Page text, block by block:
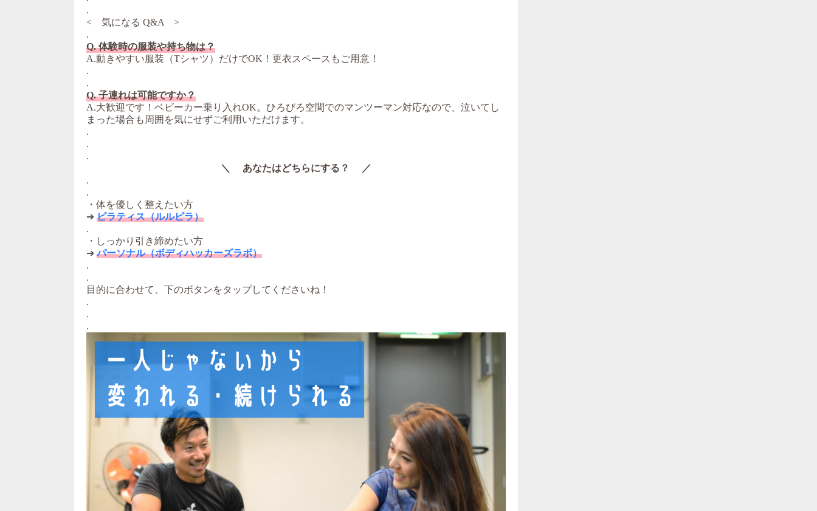
.
< 気になる Q&A >
.
Q. 体験時の服装や持ち物は？
A.動きやすい服装（Tシャツ）だけでOK！更衣スペースもご用意！
.
.
Q. 子連れは可能ですか？
A.大歓迎です！ベビーカー乗り入れOK。ひろびろ空間でのマンツーマン対応なので、泣いてし
まった場合も周囲を気にせずご利用いただけます。
.
.
.
＼ あなたはどちらにする？ ／
.
.
・体を優しく整えたい方
➔ ピラティス（ルルピラ）
.
・しっかり引き締めたい方
➔パーソナル（ボディハッカーズラボ）
.
.
目的に合わせて、下のボタンをタップしてくださいね！
.
.
.